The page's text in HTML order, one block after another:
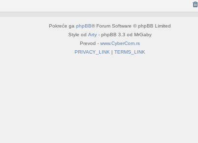
Pokreće ga phpBB® Forum Software © phpBB Limited
Style od Arty - phpBB 3.3 od MrGaby
Prevod - www.CyberCom.rs
PRIVACY_LINK | TERMS_LINK